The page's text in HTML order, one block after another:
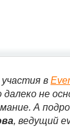
в
не
А
, ведущий